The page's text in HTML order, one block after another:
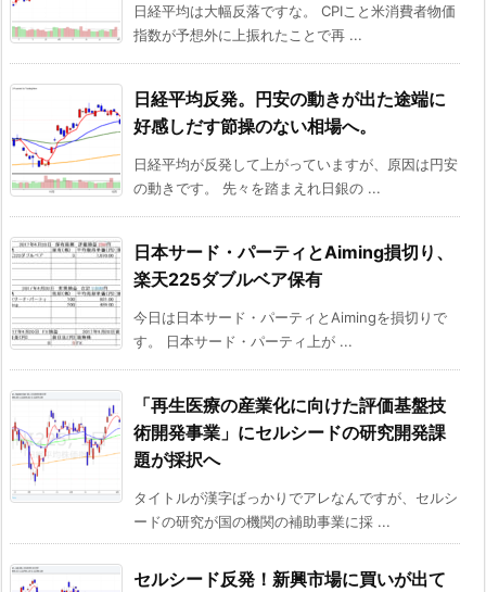
日経平均は大幅反落ですな。 CPIこと米消費者物価
指数が予想外に上振れたことで再 ...
日経平均反発。円安の動きが出た途端に
好感しだす節操のない相場へ。
日経平均が反発して上がっていますが、原因は円安
の動きです。 先々を踏まえれ日銀の ...
日本サード・パーティとAiming損切り、
楽天225ダブルベア保有
今日は日本サード・パーティとAimingを損切りで
す。 日本サード・パーティ上が ...
「再生医療の産業化に向けた評価基盤技
術開発事業」にセルシードの研究開発課
題が採択へ
タイトルが漢字ばっかりでアレなんですが、セルシ
ードの研究が国の機関の補助事業に採 ...
セルシード反発！新興市場に買いが出て